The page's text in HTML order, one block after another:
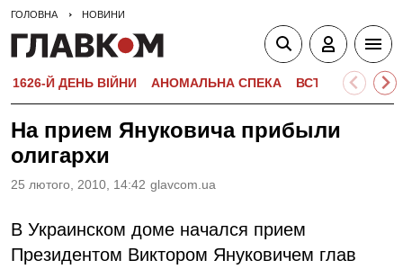
ГОЛОВНА НОВИНИ
1626-Й ДЕНЬ ВІЙНИ АНОМАЛЬНА СПЕКА ВСТУПНА
На прием Януковича прибыли
олигархи
25 лютого, 2010, 14:42 glavcom.ua
В Украинском доме начался прием
Президентом Виктором Януковичем глав